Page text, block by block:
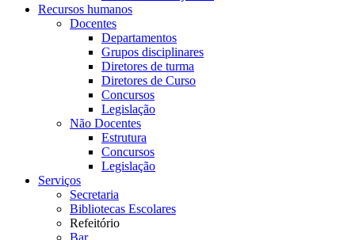
Recursos humanos
Docentes
Departamentos
Grupos disciplinares
Diretores de turma
Diretores de Curso
Concursos
Legislação
Não Docentes
Estrutura
Concursos
Legislação
Serviços
Secretaria
Bibliotecas Escolares
Refeitório
Bar